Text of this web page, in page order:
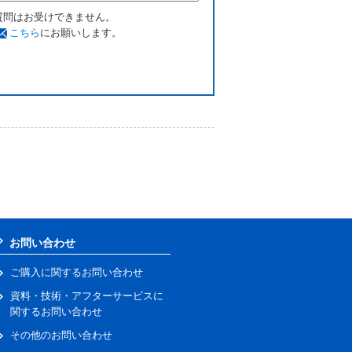
はお受けできません。
こちら にお願いします。
お問い合わせ
ご購入に関するお問い合わせ
資料・技術・アフターサービスに
関するお問い合わせ
その他のお問い合わせ